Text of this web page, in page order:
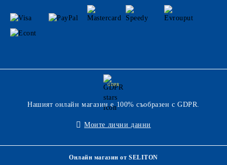
GDPR
Нашият онлайн магазин е 100% съобразен с GDPR.
Моите лични данни
Онлайн магазин от SELITON